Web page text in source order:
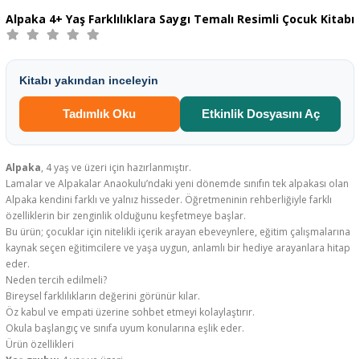
Alpaka 4+ Yaş Farklılıklara Saygı Temalı Resimli Çocuk Kitabı
Kitabı yakından inceleyin
Tadımlık Oku Etkinlik Dosyasını Aç
Alpaka, 4 yaş ve üzeri için hazırlanmıştır.
Lamalar ve Alpakalar Anaokulu’ndaki yeni dönemde sınıfın tek alpakası olan
Alpaka kendini farklı ve yalnız hisseder. Öğretmeninin rehberliğiyle farklı
özelliklerin bir zenginlik olduğunu keşfetmeye başlar.
Bu ürün; çocuklar için nitelikli içerik arayan ebeveynlere, eğitim çalışmalarına
kaynak seçen eğitimcilere ve yaşa uygun, anlamlı bir hediye arayanlara hitap
eder.
Neden tercih edilmeli?
Bireysel farklılıkların değerini görünür kılar.
Öz kabul ve empati üzerine sohbet etmeyi kolaylaştırır.
Okula başlangıç ve sınıfa uyum konularına eşlik eder.
Ürün özellikleri